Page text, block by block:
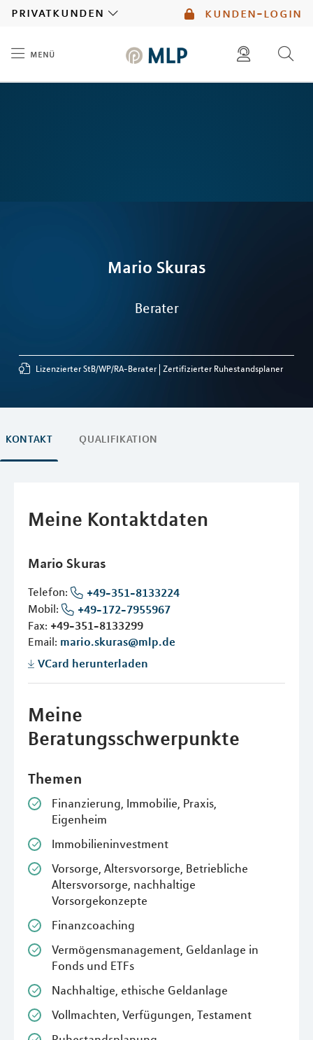
kunden-login
privatkunden
menü
Mario Skuras
Berater
Lizenzierter StB/WP/RA-Berater Zertifizierter Ruhestandsplaner
KONTAKT QUALIFIKATION
Meine Kontaktdaten
Mario Skuras
Telefon:
+49-351-8133224
Mobil:
+49-172-7955967
Fax: +49-351-8133299
Email: mario.skuras@mlp.de
VCard herunterladen
Meine
Beratungsschwerpunkte
Themen
Finanzierung, Immobilie, Praxis,
Eigenheim
Immobilieninvestment
Vorsorge, Altersvorsorge, Betriebliche
Altersvorsorge, nachhaltige
Vorsorgekonzepte
Finanzcoaching
Vermögensmanagement, Geldanlage in
Fonds und ETFs
Nachhaltige, ethische Geldanlage
Vollmachten, Verfügungen, Testament